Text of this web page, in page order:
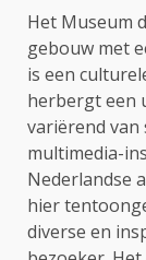
Het Museum
gebouw met
is een
herbergt een
variërend
multimedia-
Nederlandse
hier
diverse en